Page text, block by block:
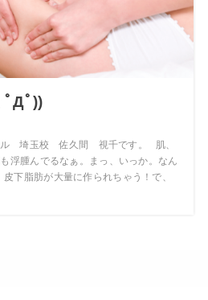
ﾟДﾟ))
ル 埼玉校 佐久間 視千です。 肌、
浮腫んでるなぁ。まっ、いっか。なん
下脂肪が大量に作られちゃう！で、